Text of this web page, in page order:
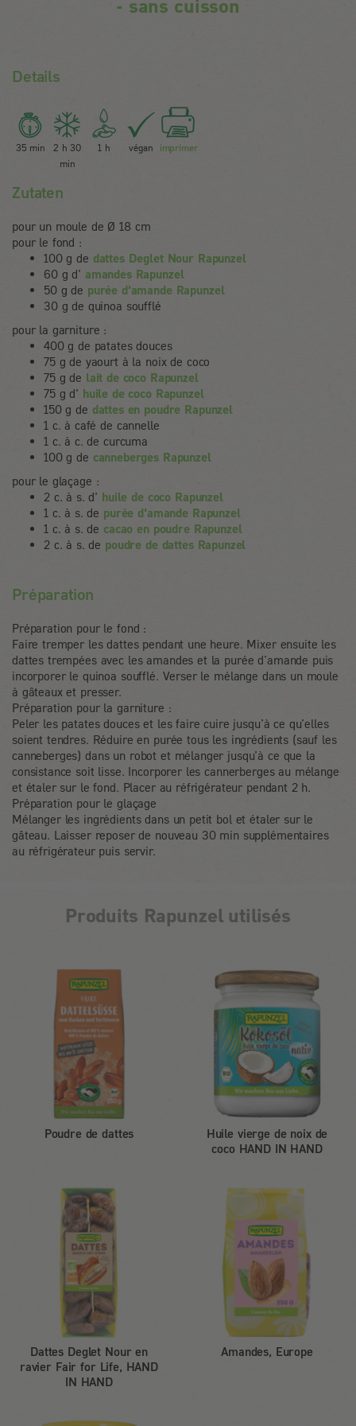
- sans cuisson
Details
35 min
2 h 30
min
1 h végan imprimer
Zutaten
pour un moule de Ø 18 cm
pour le fond :
100 g de dattes Deglet Nour Rapunzel
60 g d' amandes Rapunzel
50 g de purée d'amande Rapunzel
30 g de quinoa soufflé
pour la garniture :
400 g de patates douces
75 g de yaourt à la noix de coco
75 g de lait de coco Rapunzel
75 g d' huile de coco Rapunzel
150 g de dattes en poudre Rapunzel
1 c. à café de cannelle
1 c. à c. de curcuma
100 g de canneberges Rapunzel
pour le glaçage :
2 c. à s. d' huile de coco Rapunzel
1 c. à s. de purée d'amande Rapunzel
1 c. à s. de cacao en poudre Rapunzel
2 c. à s. de poudre de dattes Rapunzel
Préparation
Préparation pour le fond :
Faire tremper les dattes pendant une heure. Mixer ensuite les
dattes trempées avec les amandes et la purée d’amande puis
incorporer le quinoa soufflé. Verser le mélange dans un moule
à gâteaux et presser.
Préparation pour la garniture :
Peler les patates douces et les faire cuire jusqu’à ce qu’elles
soient tendres. Réduire en purée tous les ingrédients (sauf les
canneberges) dans un robot et mélanger jusqu’à ce que la
consistance soit lisse. Incorporer les cannerberges au mélange
et étaler sur le fond. Placer au réfrigérateur pendant 2 h.
Préparation pour le glaçage
Mélanger les ingrédients dans un petit bol et étaler sur le
gâteau. Laisser reposer de nouveau 30 min supplémentaires
au réfrigérateur puis servir.
Produits Rapunzel utilisés
Poudre de dattes
Huile vierge de noix de
coco HAND IN HAND
Dattes Deglet Nour en
ravier Fair for Life, HAND
IN HAND
Amandes, Europe